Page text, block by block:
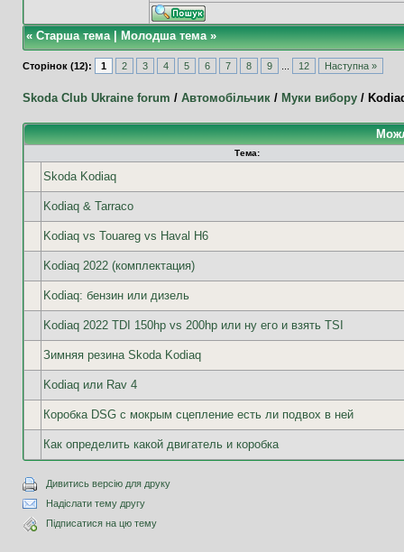
«Старша тема|Молодша тема»
Сторінок (12): 1 2 3 4 5 6 7 8 9 12 Наступна »
Skoda Club Ukraine forum / Автомобільчик/ Муки вибору /
Тема:
Skoda Kodiaq
Kodiaq & Tarraco
Kodiaq vs Touareg vs Haval H6
Kodiaq 2022 (комплектация)
Kodiaq: бензин или дизель
Kodiaq 2022 TDI 150hp vs 200hp или ну его и взять TSI
Зимняя резина Skoda Kodiaq
Kodiaq или Rav 4
Коробка DSG с мокрым сцепление есть ли подвох в ней
Как определить какой двигатель и коробка
Дивитись версію для друку
Надіслати тему другу
Підписатися на цю тему